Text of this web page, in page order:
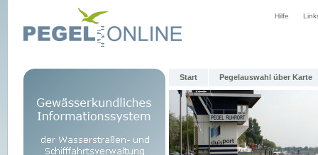
Hilfe
Start Pegelauswahl über Karte